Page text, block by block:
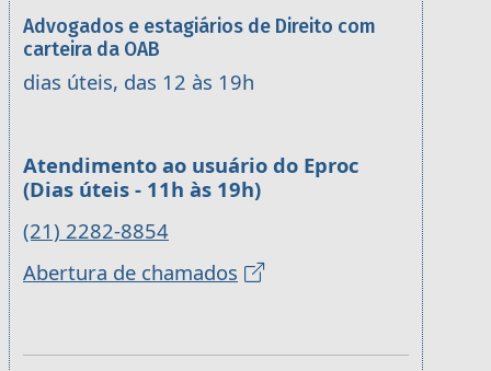
Advogados e estagiários de Direito com
carteira da OAB
dias úteis, das 12 às 19h
Atendimento ao usuário do Eproc
(Dias úteis - 11h às 19h)
(21) 2282-8854
Abertura de chamados